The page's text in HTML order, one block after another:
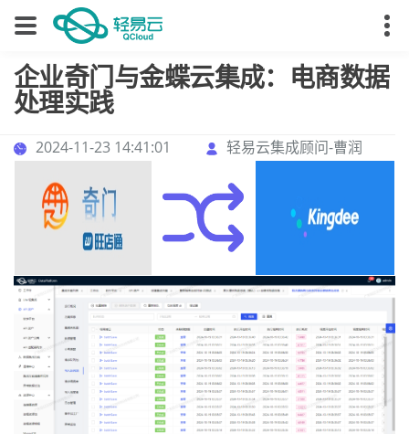
企业奇门与金蝶云集成：电商数据
处理实践
2024-11-23 14:41:01 轻易云集成顾问-曹润